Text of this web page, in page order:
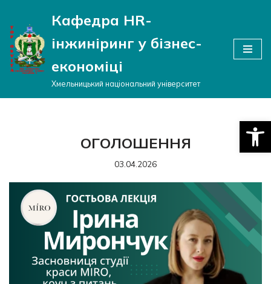
Перейти
до
вмісту
Кафедра HR-
інжиніринг у бізнес-
економіці
Хмельницький національний університет
ОГОЛОШЕННЯ
03.04.2026